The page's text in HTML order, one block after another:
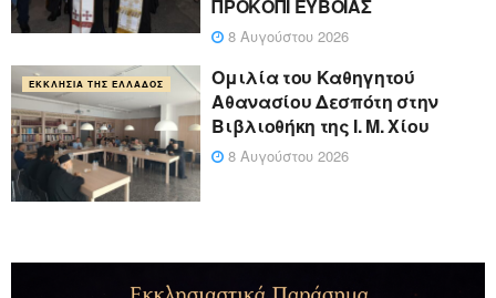
ΠΡΟΚΟΠΙ ΕΥΒΟΙΑΣ
8 Αυγούστου 2026
ΕΚΚΛΗΣΊΑ ΤΗΣ ΕΛΛΆΔΟΣ
Ομιλία του Καθηγητού
Αθανασίου Δεσπότη στην
Βιβλιοθήκη της Ι. Μ. Χίου
8 Αυγούστου 2026